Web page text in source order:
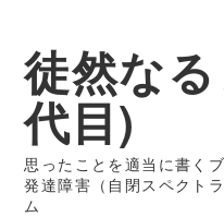
徒然な
代目)
思ったことを適当に書くブ
発達障害（自閉スペクト
ム